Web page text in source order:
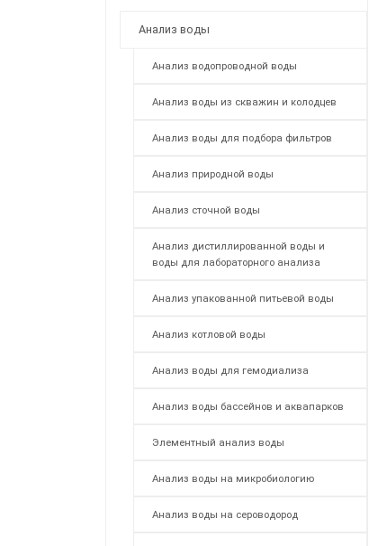
Анализ воды
Анализ водопроводной воды
Анализ воды из скважин и колодцев
Анализ воды для подбора фильтров
Анализ природной воды
Анализ сточной воды
Анализ дистиллированной воды и
воды для лабораторного анализа
Анализ упакованной питьевой воды
Анализ котловой воды
Анализ воды для гемодиализа
Анализ воды бассейнов и аквапарков
Элементный анализ воды
Анализ воды на микробиологию
Анализ воды на сероводород